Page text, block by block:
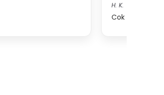
H. K.
Cok kullanıslı